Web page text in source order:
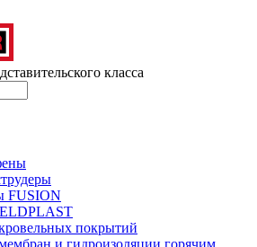
класса
FUSION
покрытий
и гидроизоляции горячим